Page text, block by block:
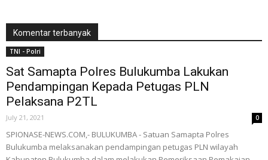
Komentar terbanyak
TNI - Polri
Sat Samapta Polres Bulukumba Lakukan
Pendampingan Kepada Petugas PLN
Pelaksana P2TL
July 21, 2021 0
SPIONASE-NEWS.COM,- BULUKUMBA - Satuan Samapta Polres
Bulukumba melaksanakan pendampingan petugas PLN wilayah